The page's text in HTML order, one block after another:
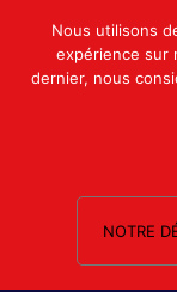
Nous utilisons
expérience sur
dernier, nous
NOTRE